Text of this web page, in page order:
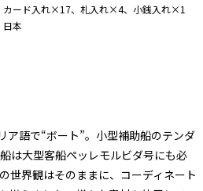
カード入れ×17、札入れ×4、小銭入れ×1
日本
ア語で“ボート”。小型補助船のテンダ
は大型客船ペッレモルビダ号にも必
世界観はそのままに、コーディネート